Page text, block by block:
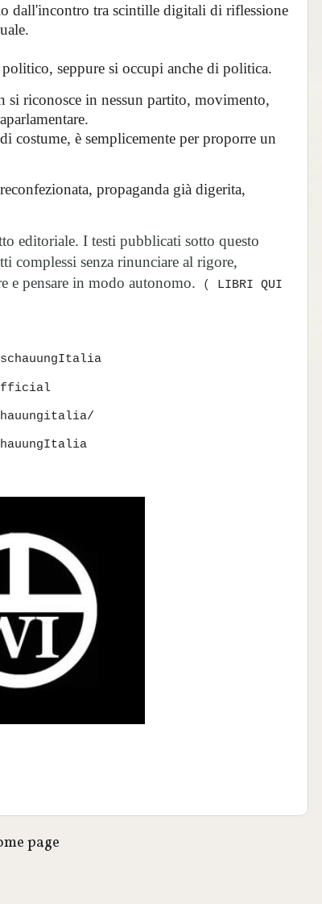
dall'incontro tra scintille digitali di riflessione
seppure si occupi anche di politica.
si riconosce in nessun partito, movimento,
costume, è semplicemente per proporre un
propaganda già digerita,
editoriale. I testi pubblicati sotto questo
complessi senza rinunciare al rigore,
e pensare in modo autonomo. ( LIBRI QUI
page